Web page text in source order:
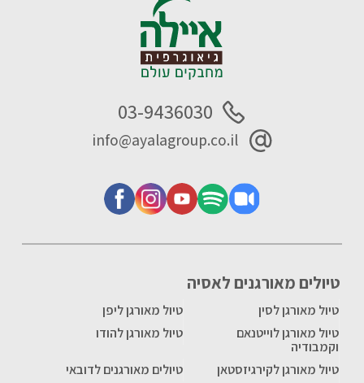
טיולים מאורגנים לאסיה
טיול מאורגן לסין
טיול מאורגן ליפן
טיול מאורגן לוייטנאם
וקמבודיה
טיול מאורגן להודו
טיול מאורגן לקירגיזסטאן
טיולים מאורגנים לדובאי
03-9436030
info@ayalagroup.co.il